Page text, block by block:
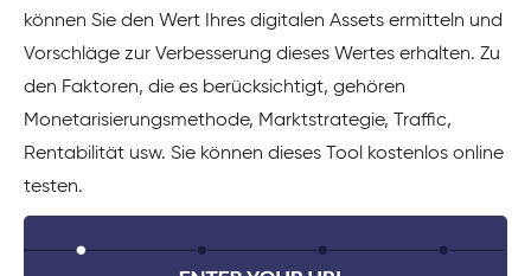
können Sie den Wert Ihres digitalen Assets ermitteln und
Vorschläge zur Verbesserung dieses Wertes erhalten. Zu
den Faktoren, die es berücksichtigt, gehören
Monetarisierungsmethode, Marktstrategie, Traffic,
Rentabilität usw. Sie können dieses Tool kostenlos online
testen.